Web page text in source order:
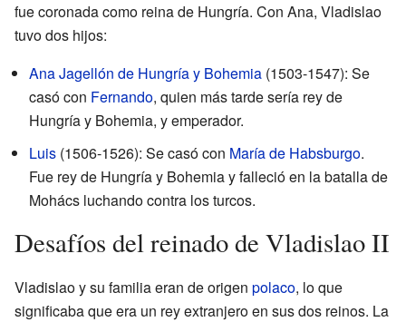
fue coronada como reina de Hungría. Con Ana, Vladislao
tuvo dos hijos:
Ana Jagellón de Hungría y Bohemia (1503-1547): Se
casó con Fernando, quien más tarde sería rey de
Hungría y Bohemia, y emperador.
Luis (1506-1526): Se casó con María de Habsburgo.
Fue rey de Hungría y Bohemia y falleció en la batalla de
Mohács luchando contra los turcos.
Desafíos del reinado de Vladislao II
Vladislao y su familia eran de origen polaco, lo que
significaba que era un rey extranjero en sus dos reinos. La